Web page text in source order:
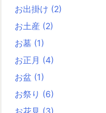
お出掛け (2)
お土産 (2)
お墓 (1)
お正月 (4)
お盆 (1)
お祭り (6)
お花見 (3)